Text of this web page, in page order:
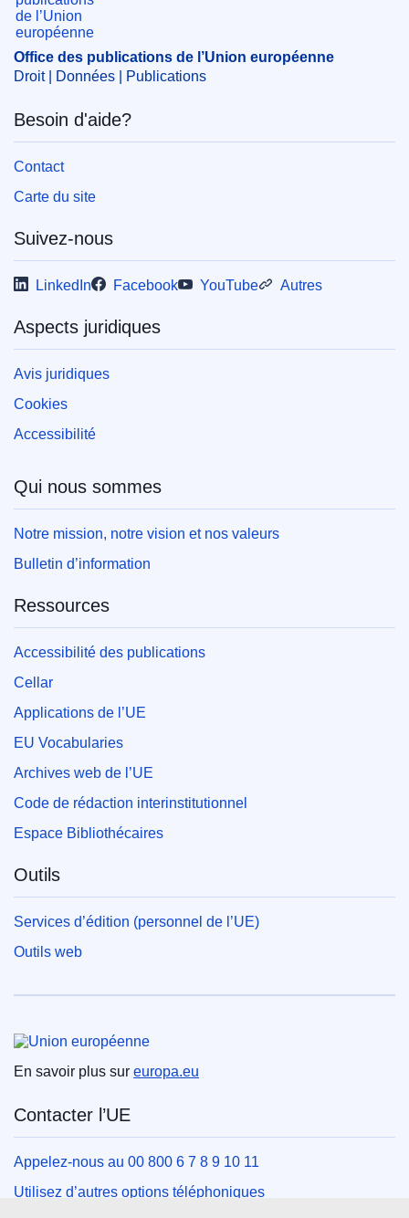
Office des publications de l’Union européenne
Droit | Données | Publications
Besoin d'aide?
Contact
Carte du site
Suivez-nous
LinkedIn Facebook YouTube Autres
Aspects juridiques
Avis juridiques
Cookies
Accessibilité
Qui nous sommes
Notre mission, notre vision et nos valeurs
Bulletin d’information
Ressources
Accessibilité des publications
Cellar
Applications de l’UE
EU Vocabularies
Archives web de l’UE
Code de rédaction interinstitutionnel
Espace Bibliothécaires
Outils
Services d’édition (personnel de l’UE)
Outils web
En savoir plus sur europa.eu
Contacter l’UE
Appelez-nous au 00 800 6 7 8 9 10 11
Utilisez d’autres options téléphoniques